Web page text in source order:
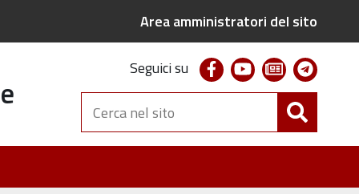
Area amministratori del sito
Seguici su facebookyoutubenewsletter
Cerca
nel
sito